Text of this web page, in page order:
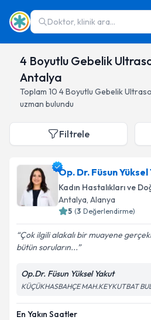
Doktor, klinik ara...
4 Boyutlu Gebelik
Antalya
Toplam 10 4 Boyutlu Gebelik
uzman bulundu
Filtrele
Op. Dr. Füsun
Kadın Hastalıkları ve
Antalya, Alanya
5 (3 Değerlendirme)
Çok ilgili alakalı bir muayene
bütün soruların...
Op.Dr. Füsun Yüksel Yakut
KÜÇÜKHASBAHÇE MAH.KEYKUTBAT
En Yakın Saatler